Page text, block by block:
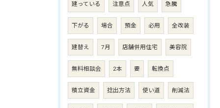
建っている 注意点 人気 急騰
下がる 場合 預金 必用 全改装
建替え 7月 店舗併用住宅 美容院
無料相談会 2本 要 転換点
積立資金 捻出方法 使い道 削減法